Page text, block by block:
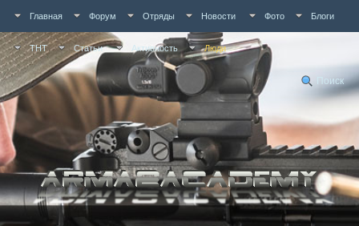
Главная Форум Отряды Новости Фото Блоги
ТНТ Статьи Активность Люди
Поиск